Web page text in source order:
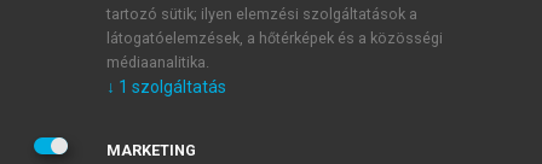
JELSZÓ
tartozó sütik; ilyen elemzési szolgáltatások a
látogatóelemzések, a hőtérképek és a közösségi
médiaanalitika.
↓ 1 szolgáltatás
MARKETING